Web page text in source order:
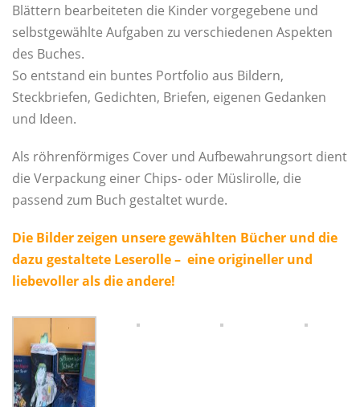
Blättern bearbeiteten die Kinder vorgegebene und
selbstgewählte Aufgaben zu verschiedenen Aspekten
des Buches.
So entstand ein buntes Portfolio aus Bildern,
Steckbriefen, Gedichten, Briefen, eigenen Gedanken
und Ideen.
Als röhrenförmiges Cover und Aufbewahrungsort dient
die Verpackung einer Chips- oder Müslirolle, die
passend zum Buch gestaltet wurde.
Die Bilder zeigen unsere gewählten Bücher und die
dazu gestaltete Leserolle – eine origineller und
liebevoller als die andere!